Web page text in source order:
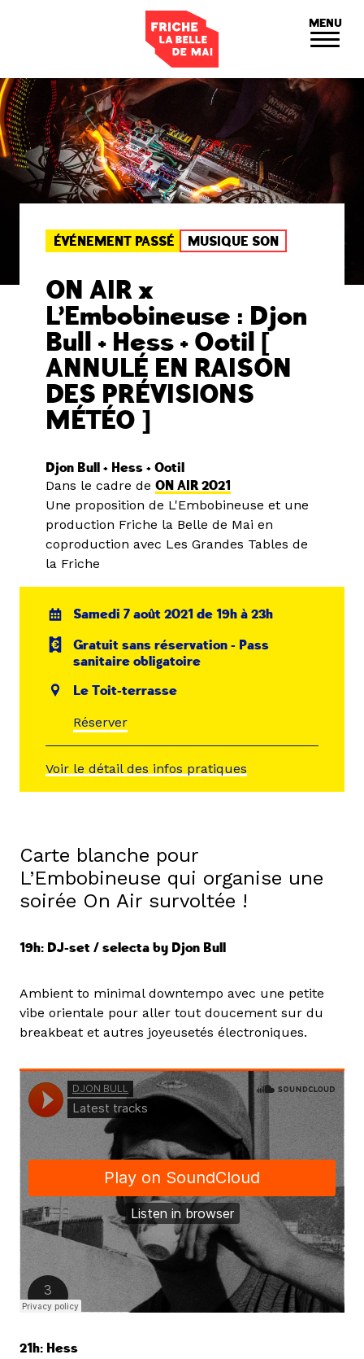
MENU
ÉVÉNEMENT PASSÉ MUSIQUE SON
ON AIR x
L’Embobineuse : Djon
Bull + Hess + Ootil [
ANNULÉ EN RAISON
DES PRÉVISIONS
MÉTÉO ]
Djon Bull + Hess + Ootil
Dans le cadre de ON AIR 2021
Une proposition de L'Embobineuse et une
production Friche la Belle de Mai en
coproduction avec Les Grandes Tables de
la Friche
Samedi 7 août 2021 de 19h à 23h
Gratuit sans réservation - Pass
sanitaire obligatoire
Le Toit-terrasse
Réserver
Voir le détail des infos pratiques
Carte blanche pour
L’Embobineuse qui organise une
soirée On Air survoltée !
19h: DJ-set / selecta by Djon Bull
Ambient to minimal downtempo avec une petite
vibe orientale pour aller tout doucement sur du
breakbeat et autres joyeusetés électroniques.
21h: Hess
Panneau de gestion des cookies